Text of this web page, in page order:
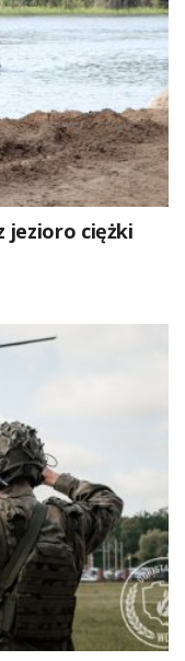
jezioro ciężki